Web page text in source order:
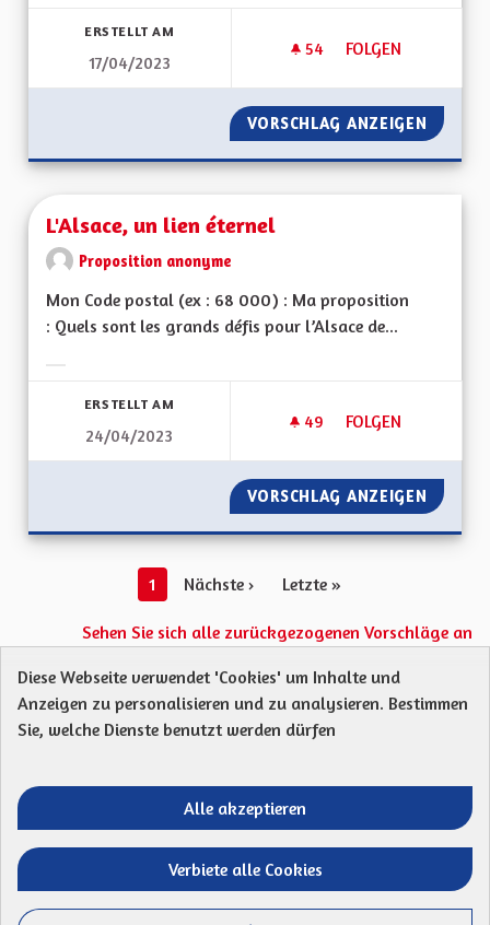
ERSTELLT AM
17/04/2023
54 54 FOLLOWER
FOLGEN
INSTAURER
VORSCHLAG ANZEIGEN
L'Alsace, un lien éternel
Proposition anonyme
Mon Code postal (ex : 68 000) : Ma proposition
: Quels sont les grands défis pour l’Alsace de...
ERSTELLT AM
24/04/2023
49 49 FOLLOWER
FOLGEN
L'ALSACE, UN LIEN
VORSCHLAG ANZEIGEN
1 Nächste › Letzte »
Sehen Sie sich alle zurückgezogenen Vorschläge an
Protection des Données
Charte de contribution
Mentions légales
Was sind Gremien?
Standardtitel für initiatives
Open Data Dateien herunterladen
Entre vos mains - Collectivité
Entre vos mains - Collectivité
Entre vos mains - Collectivité
Entre vos mains -
Website mitfreier Software erstellt
.
Diese Webseite verwendet 'Cookies' um Inhalte und
Anzeigen zu personalisieren und zu analysieren. Bestimmen
Sie, welche Dienste benutzt werden dürfen
Alle akzeptieren
Verbiete alle Cookies